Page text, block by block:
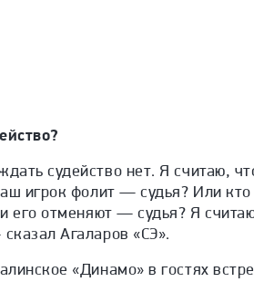
судейство нет. Я считаю,
игрок фолит — судья? Или
его отменяют — судья? Я
Агаларов «СЭ».
«Динамо» в гостях